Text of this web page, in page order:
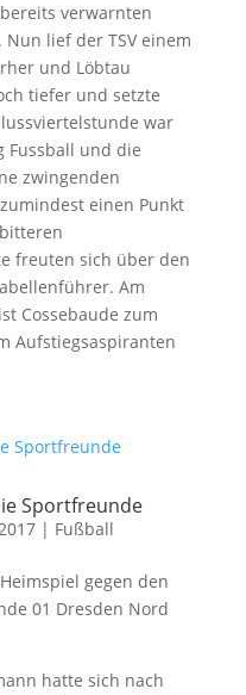
verwarnten
lief der TSV einem
und Löbtau
tiefer und setzte
war
Fussball und die
zwingenden
einen Punkt
freuten sich über den
Am
Cossebaude zum
Aufstiegsaspiranten
Sportfreunde
| Fußball
gegen den
01 Dresden Nord
hatte sich nach